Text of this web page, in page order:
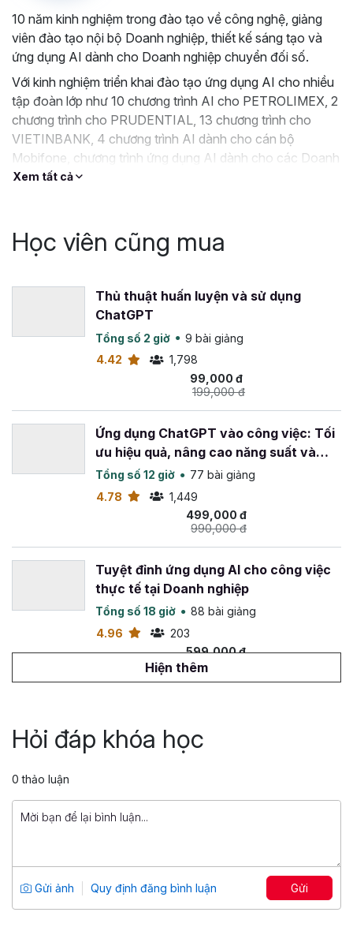
Gitiho
Lộ trình học bài bản và linh hoạt
cho bạn lộ trình học thiết kế video chi tiết và có cấu
trúc, bạn có thể học linh hoạt theo nhu cầu và tốc
độ cá nhân, đảm bảo kiến thức được tiếp thu một
cách tốt nhất.
việc: Chương trình học tập tập trung vào kiến thức
Hỗ trợ nhanh chóng và chuyên sâu
Lương Minh Thanh luôn sẵn sàng hỗ trợ giải đáp các
tiếp giải đáp thắc mắc trong thời gian làm việc, để
không bị trì hoãn trong quá trình học làm video bằng
AI của mình.
Nội dung khóa học làm video bằng AI được cập
: để đảm bảo học viên luôn
được tiếp cận với những thông tin mới nhất, xu
hướng tiến triển công nghệ mới nhất của ngành AI.
Còn chần chờ gì nữa mà không đăng ký khóa họcTuyệt
đỉnh sản xuất Video bằng công nghệ AItại Gitiho để
bắt đầu sáng tạo những video chất lượng, độc đáo và thu
hút ngay bây giờ!
10 năm kinh nghiệm trong đào tạo về công nghệ, giảng
viên đào tạo nội bộ Doanh nghiệp, thiết kế sáng tạo và
ứng dụng AI dành cho Doanh nghiệp chuyển đối số.
Với kinh nghiệm triển khai đào tạo ứng dụng AI cho nhiều
tập đoàn lớp như 10 chương trình AI cho PETROLIMEX, 2
chương trình cho PRUDENTIAL, 13 chương trình cho
VIETINBANK, 4 chương trình AI dành cho cán bộ
Mobifone, chương trình ứng dụng AI dành cho các Doanh
nghiệp như NSN, VTC Online, Nice98s, Ủy Ban Nhân Dân
Xem tất cả
Học viên cũng mua
Thủ thuật huấn luyện và sử dụng
ChatGPT
Tổng số 2 giờ
9 bài giảng
4.42
1,798
99,000 đ
199,000 đ
Ứng dụng ChatGPT vào công việc: Tối
ưu hiệu quả, nâng cao năng suất và
sáng tạo
Tổng số 12 giờ
77 bài giảng
4.78
1,449
499,000 đ
990,000 đ
Tuyệt đỉnh ứng dụng AI cho công việc
thực tế tại Doanh nghiệp
Tổng số 18 giờ
88 bài giảng
4.96
203
599,000 đ
1,099,000 đ
Tổng số 3 giờ
30 bài giảng
1,500,000 đ
Tổng số 2 giờ
18 bài giảng
0
69
Hiện thêm
Hỏi đáp khóa học
0 thảo luận
Gửi ảnh Quy định đăng bình luận Gửi